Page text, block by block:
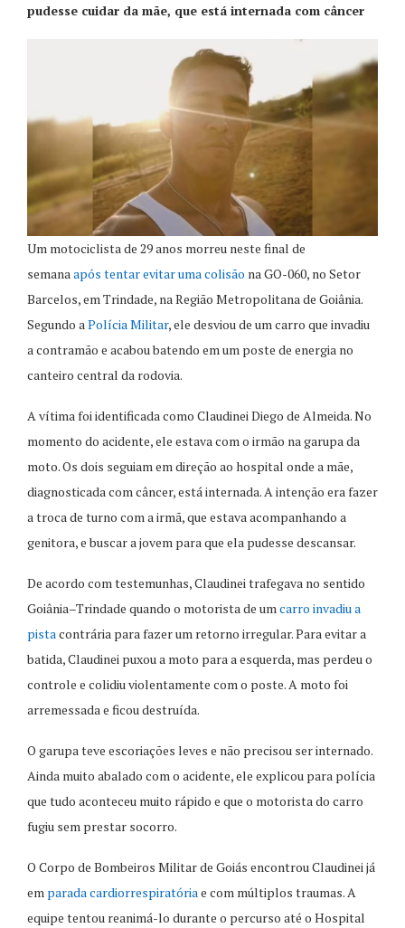
pudesse cuidar da mãe, que está internada com câncer
Um motociclista de 29 anos morreu neste final de
semanaapós tentar evitar uma colisão na GO-060, no Setor
Barcelos, em Trindade, na Região Metropolitana de Goiânia.
Segundo aPolícia Militar, ele desviou de um carro que invadiu
a contramão e acabou batendo em um poste de energia no
canteiro central da rodovia.
A vítima foi identificada como Claudinei Diego de Almeida. No
momento do acidente, ele estava com o irmão na garupa da
moto. Os dois seguiam em direção ao hospital onde a mãe,
diagnosticada com câncer, está internada. A intenção era fazer
a troca de turno com a irmã, que estava acompanhando a
genitora, e buscar a jovem para que ela pudesse descansar.
De acordo com testemunhas, Claudinei trafegava no sentido
Goiânia–Trindade quando o motorista de umcarro invadiu a
pistacontrária para fazer um retorno irregular. Para evitar a
batida, Claudinei puxou a moto para a esquerda, mas perdeu o
controle e colidiu violentamente com o poste. A moto foi
arremessada e ficou destruída.
O garupa teve escoriações leves e não precisou ser internado.
Ainda muito abalado com o acidente, ele explicou para polícia
que tudo aconteceu muito rápido e que o motorista do carro
fugiu sem prestar socorro.
O Corpo de Bombeiros Militar de Goiás encontrou Claudinei já
em parada cardiorrespiratóriae com múltiplos traumas. A
equipe tentou reanimá-lo durante o percurso até o Hospital